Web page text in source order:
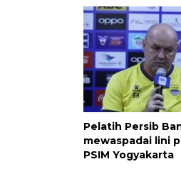
Pelatih Persib
mewaspadai lini
PSIM Yogyakarta